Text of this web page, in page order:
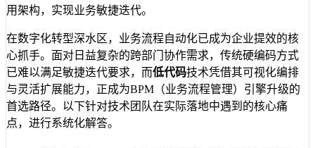
用架构，实现业务敏捷迭代。
在数字化转型深水区，业务流程自动化已成为企业提效的核
心抓手。面对日益复杂的跨部门协作需求，传统硬编码方式
已难以满足敏捷迭代要求，而低代码技术凭借其可视化编排
与灵活扩展能力，正成为BPM（业务流程管理）引擎升级的
首选路径。以下针对技术团队在实际落地中遇到的核心痛
点，进行系统化解答。